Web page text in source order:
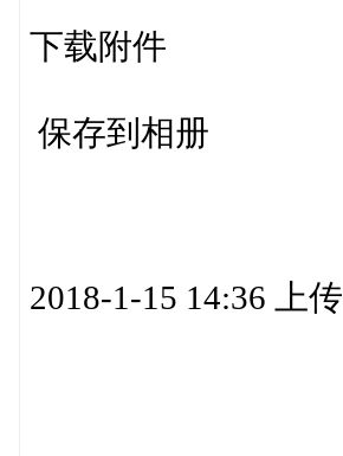
下载附件
保存到相册
2018-1-15 14:36 上传